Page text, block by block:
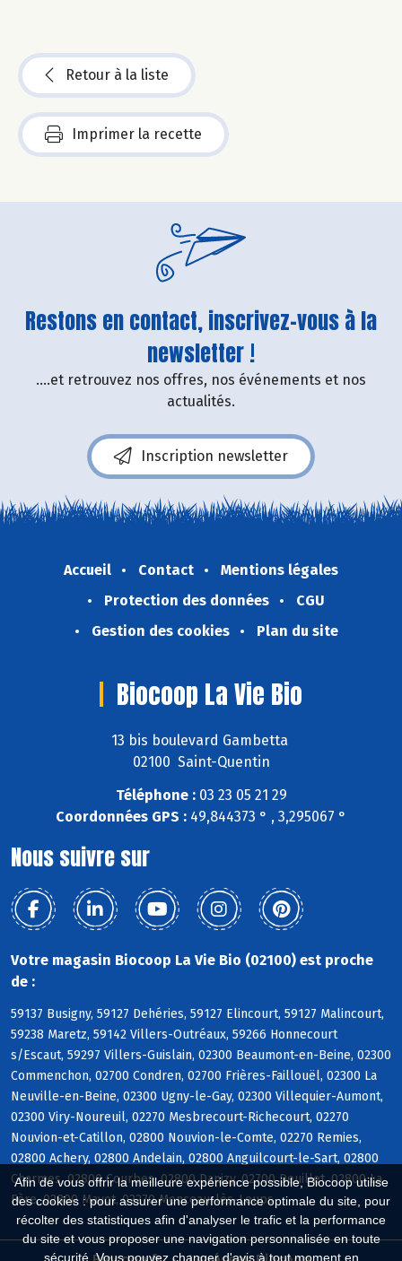
Afin de vous offrir la meilleure expérience possible, Biocoop utilise
des cookies : pour assurer une performance optimale du site, pour
récolter des statistiques afin d'analyser le trafic et la performance
du site et vous proposer une navigation personnalisée en toute
sécurité. Vous pouvez changer d'avis à tout moment en
Retour à la liste
Imprimer la recette
Restons en contact, inscrivez-vous à la
newsletter !
....et retrouvez nos offres, nos événements et nos
actualités.
Inscription newsletter
Accueil Contact
Mentions légales
Protection des données
CGU
Gestion des cookies
Plan du site
Biocoop La Vie Bio
13 bis boulevard Gambetta
02100 Saint-Quentin
Téléphone :03 23 05 21 29
Coordonnées GPS : 49,844373 ° , 3,295067 °
Nous suivre sur
Votre magasin Biocoop La Vie Bio (02100) est proche
de :
59137 Busigny, 59127 Dehéries, 59127 Elincourt, 59127 Malincourt,
59238 Maretz, 59142 Villers-Outréaux, 59266 Honnecourt
s/Escaut, 59297 Villers-Guislain, 02300 Beaumont-en-Beine, 02300
Commenchon, 02700 Condren, 02700 Frières-Faillouël, 02300 La
Neuville-en-Beine, 02300 Ugny-le-Gay, 02300 Villequier-Aumont,
02300 Viry-Noureuil, 02270 Mesbrecourt-Richecourt, 02270
Nouvion-et-Catillon, 02800 Nouvion-le-Comte, 02270 Remies,
02800 Achery, 02800 Andelain, 02800 Anguilcourt-le-Sart, 02800
Charmes, 02800 Courbes, 02800 Danizy, 02700 Deuillet, 02800 La
Fère, 02800 Mayot, 02270 Monceau-lès-Leups